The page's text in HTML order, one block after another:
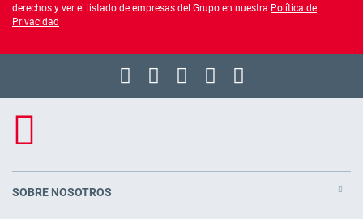
derechos y ver el listado de empresas del Grupo en nuestra Política de
Privacidad
SOBRE NOSOTROS